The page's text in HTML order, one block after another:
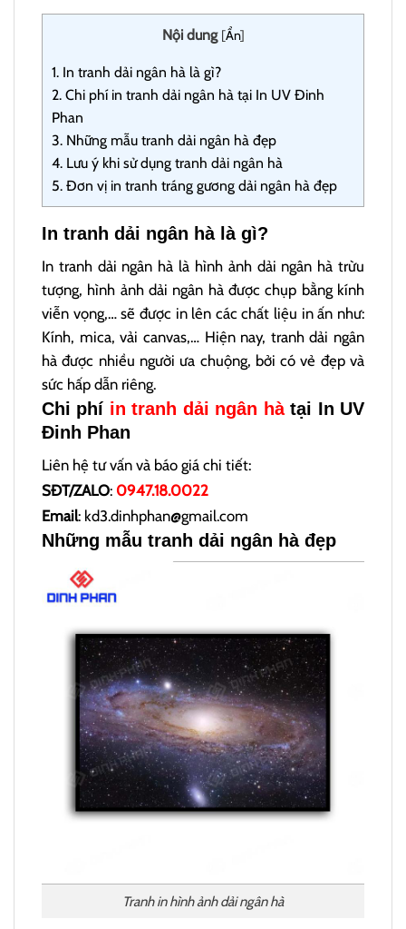
Nội dung [Ẩn]
1. In tranh dải ngân hà là gì?
2. Chi phí in tranh dải ngân hà tại In UV Đinh
Phan
3. Những mẫu tranh dải ngân hà đẹp
4. Lưu ý khi sử dụng tranh dải ngân hà
5. Đơn vị in tranh tráng gương dải ngân hà đẹp
In tranh dải ngân hà là gì?
In tranh dải ngân hà là hình ảnh dải ngân hà trừu
tượng, hình ảnh dải ngân hà được chụp bằng kính
viễn vọng,… sẽ được in lên các chất liệu in ấn như:
Kính, mica, vải canvas,… Hiện nay, tranh dải ngân
hà được nhiều người ưa chuộng, bởi có vẻ đẹp và
sức hấp dẫn riêng.
Chi phí in tranh dải ngân hàtại In UV
Đinh Phan
Liên hệ tư vấn và báo giá chi tiết:
SĐT/ZALO: 0947.18.0022
Email: kd3.dinhphan@gmail.com
Những mẫu tranh dải ngân hà đẹp
Tranh in hình ảnh dải ngân hà